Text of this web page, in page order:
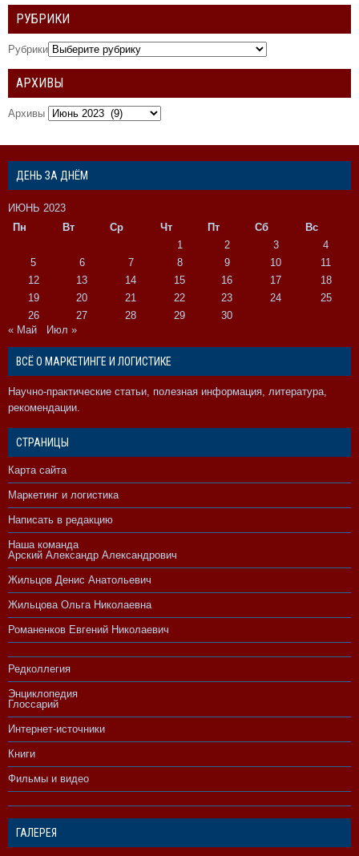
РУБРИКИ
Рубрики
АРХИВЫ
Архивы
ДЕНЬ ЗА ДНЁМ
ИЮНЬ 2023
Пн
Вт Ср Чт Пт Сб
Вс
1
2 3
4
5
6 7 8 9 10
11
12
13 14 15 16 17
18
19
20 21 22 23 24
25
26
27 28 29
30
« Май
Июл »
ВСЁ О МАРКЕТИНГЕ И ЛОГИСТИКЕ
Научно-практические статьи, полезная информация, литература,
рекомендации.
СТРАНИЦЫ
Карта сайта
Маркетинг и логистика
Написать в редакцию
Наша команда
Арский Александр Александрович
Жильцов Денис Анатольевич
Жильцова Ольга Николаевна
Романенков Евгений Николаевич
Редколлегия
Энциклопедия
Глоссарий
Интернет-источники
Книги
Фильмы и видео
ГАЛЕРЕЯ